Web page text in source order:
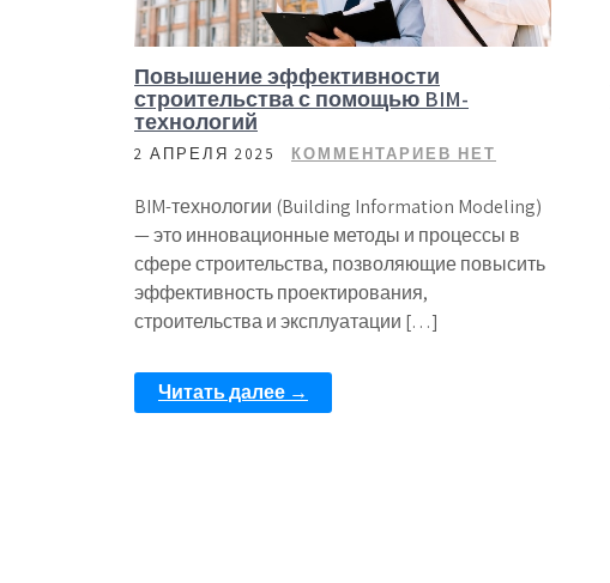
Повышение эффективности
строительства с помощью BIM-
технологий
2 АПРЕЛЯ 2025 КОММЕНТАРИЕВ НЕТ
BIM-технологии (Building Information Modeling)
— это инновационные методы и процессы в
сфере строительства, позволяющие повысить
эффективность проектирования,
строительства и эксплуатации […]
Читать далее →